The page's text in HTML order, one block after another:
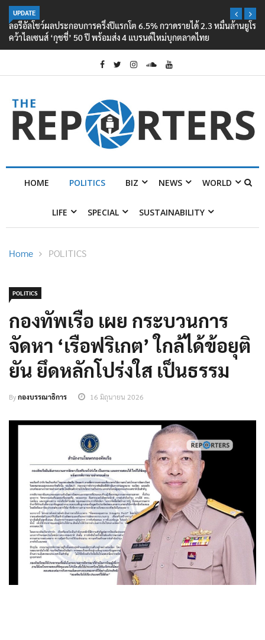
UPDATE
ลอรีอัลโชว์ผลประกอบการครึ่งปีแรกโต 6.5% กวาดรายได้ 2.3 หมื่นล้านยูโร
คว้าไลเซนส์ ‘กุชชี่’ 50 ปี พร้อมส่ง 4 แบรนด์ใหม่บุกตลาดไทย
HOME POLITICS BIZ NEWS WORLD
LIFE SPECIAL SUSTAINABILITY
Home POLITICS
POLITICS
กองทัพเรือ เผย กระบวนการ
จัดหา ‘เรือฟริเกต’ ใกล้ได้ข้อยุติ
ยัน ยึดหลักโปร่งใส เป็นธรรม
Byกองบรรณาธิการ 16 มิถุนายน 2026